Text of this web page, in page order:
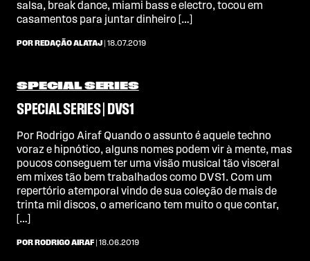
salsa, break dance, miami bass e electro, tocou em
casamentos para juntar dinheiro […]
POR REDAÇÃO ALATAJ | 18.07.2019
SPECIAL SERIES
SPECIAL SERIES | DVS1
Por Rodrigo Airaf Quando o assunto é aquele techno
voraz e hipnótico, alguns nomes podem vir à mente, mas
poucos conseguem ter uma visão musical tão visceral
em mixes tão bem trabalhados como DVS1. Com um
repertório atemporal vindo de sua coleção de mais de
trinta mil discos, o americano tem muito o que contar,
[…]
POR RODRIGO AIRAF | 18.06.2019